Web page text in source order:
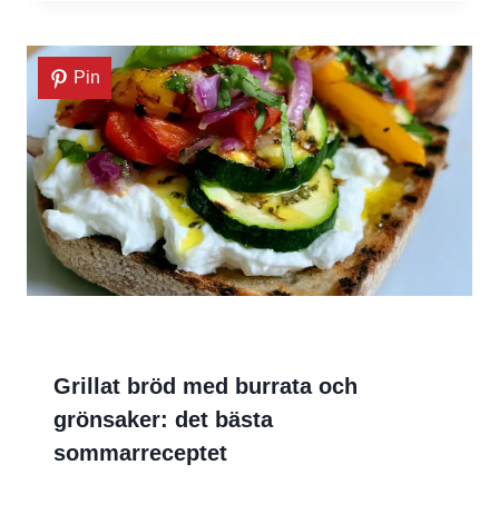
Pin
Grillat bröd med burrata och
grönsaker: det bästa
sommarreceptet